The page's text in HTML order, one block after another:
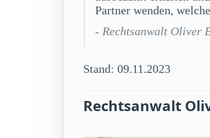
Partner wenden,
- Rechtsanwalt Oliver
Stand: 09.11.2023
Rechtsanwalt